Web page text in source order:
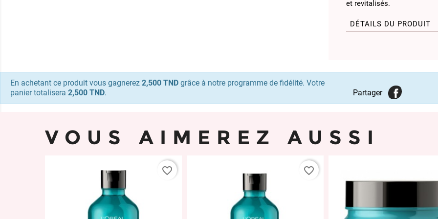
et revitalisés.
DÉTAILS DU PRODUIT
Partager
En achetant ce produit vous gagnerez 2,500 TND grâce à notre programme de fidélité. Votre
panier totalisera 2,500 TND.
VOUS AIMEREZ AUSSI
favorite_border favorite_border